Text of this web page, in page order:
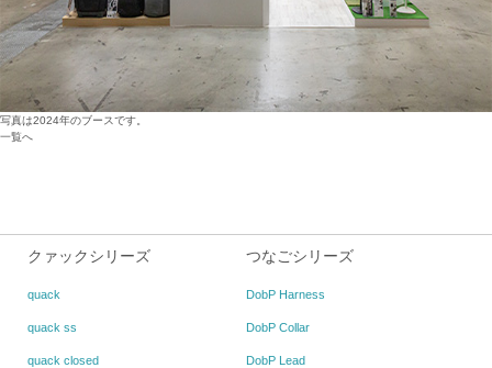
写真は2024年のブースです。
一覧へ
クァックシリーズ
quack
quack ss
quack closed
つなごシリーズ
DobP Harness
DobP Collar
DobP Lead